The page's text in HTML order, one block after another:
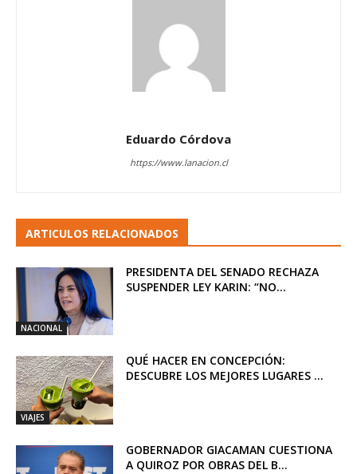
Eduardo Córdova
https://www.lanacion.cl
ARTICULOS RELACIONADOS
NACIONAL
PRESIDENTA DEL SENADO RECHAZA
SUSPENDER LEY KARIN: “NO...
VIAJES
QUÉ HACER EN CONCEPCIÓN:
DESCUBRE LOS MEJORES LUGARES ...
GOBERNADOR GIACAMAN CUESTIONA
A QUIROZ POR OBRAS DEL B...